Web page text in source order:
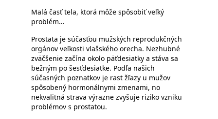
Malá časť tela, ktorá môže spôsobiť veľký
problém…
Prostata je súčasťou mužských reprodukčných
orgánov veľkosti vlašského orecha. Nezhubné
zväčšenie začína okolo päťdesiatky a stáva sa
bežným po šesťdesiatke. Podľa našich
súčasných poznatkov je rast žľazy u mužov
spôsobený hormonálnymi zmenami, no
nekvalitná strava výrazne zvyšuje riziko vzniku
problémov s prostatou.